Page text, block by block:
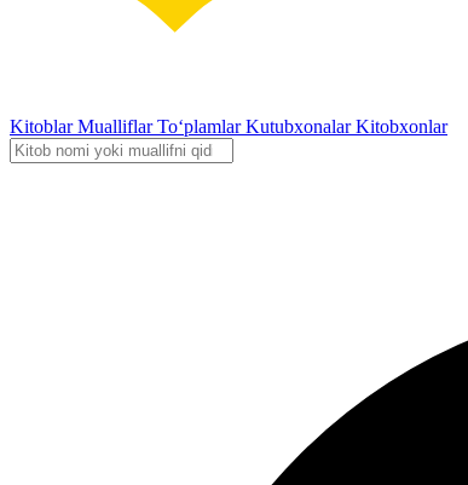
KitoblarMualliflarTo‘plamlarKutubxonalarKitobxonlar